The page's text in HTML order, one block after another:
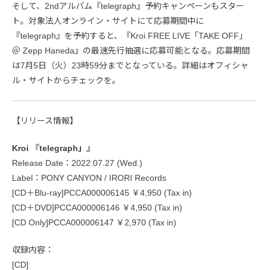
そして、2ndアルバム『telegraph』予約キャンペーンもスター
ト。対象法人オンライン・サイトにて応募期間中に
『telegraph』を予約すると、『Kroi FREE LIVE「TAKE OFF」
＠ Zepp Haneda』の最速先行抽選に応募可能となる。応募期間
は7月5日（火）23時59分までとなっている。詳細はオフィシャ
ル・サイトからチェックを。
【リリース情報】
Kroi 『telegraph」』
Release Date：2022.07.27 (Wed.)
Label：PONY CANYON / IRORI Records
[CD＋Blu-ray]PCCA000006145 ￥4,950 (Tax in)
[CD＋DVD]PCCA000006146 ￥4,950 (Tax in)
[CD Only]PCCA000006147 ￥2,970 (Tax in)
収録内容：
[CD]